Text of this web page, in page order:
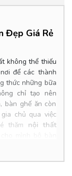
Đẹp Giá Rẻ
không thể thiếu
để các thành
thức những bữa
chỉ tạo nên
bàn ghế ăn còn
chủ qua việc
thăm nội thất
mình.